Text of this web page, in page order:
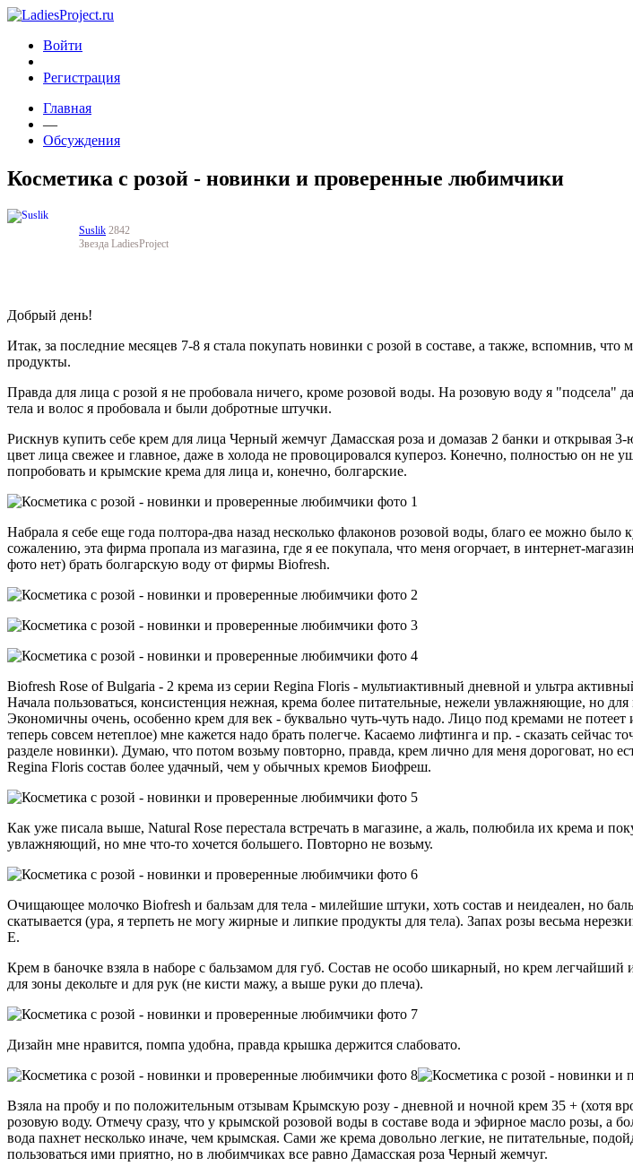
Войти
Регистрация
Главная
—
Обсуждения
Косметика с розой - новинки и проверенные любимчики
Suslik 2842
Звезда LadiesProject
Добрый день!
Итак, за последние месяцев 7-8 я стала покупать новинки с розой в составе, а также, вспомнив,
продукты.
Правда для лица с розой я не пробовала ничего, кроме розовой воды. На розовую воду я "подсела"
тела и волос я пробовала и были добротные штучки.
Рискнув купить себе крем для лица Черный жемчуг Дамасская роза и домазав 2 банки и открывая
цвет лица свежее и главное, даже в холода не провоцировался купероз. Конечно, полностью он
попробовать и крымские крема для лица и, конечно, болгарские.
Набрала я себе еще года полтора-два назад несколько флаконов розовой воды, благо ее можно
сожалению, эта фирма пропала из магазина, где я ее покупала, что меня огорчает, в интернет-
фото нет) брать болгарскую воду от фирмы Biofresh.
Biofresh Rose of Bulgaria - 2 крема из серии Regina Floris - мультиактивный дневной и ультра
Начала пользоваться, консистенция нежная, крема более питательные, нежели увлажняющие, но
Экономичны очень, особенно крем для век - буквально чуть-чуть надо. Лицо под кремами не
теперь совсем нетеплое) мне кажется надо брать полегче. Касаемо лифтинга и пр. - сказать
разделе новинки). Думаю, что потом возьму повторно, правда, крем лично для меня дороговат, но
Regina Floris состав более удачный, чем у обычных кремов Биофреш.
Как уже писала выше, Natural Rose перестала встречать в магазине, а жаль, полюбила их крема и
увлажняющий, но мне что-то хочется большего. Повторно не возьму.
Очищающее молочко Biofresh и бальзам для тела - милейшие штуки, хоть состав и неидеален, но
скатывается (ура, я терпеть не могу жирные и липкие продукты для тела). Запах розы весьма
Е.
Крем в баночке взяла в наборе с бальзамом для губ. Состав не особо шикарный, но крем
для зоны декольте и для рук (не кисти мажу, а выше руки до плеча).
Дизайн мне нравится, помпа удобна, правда крышка держится слабовато.
Взяла на пробу и по положительным отзывам Крымскую розу - дневной и ночной крем 35 + (хотя
розовую воду. Отмечу сразу, что у крымской розовой воды в составе вода и эфирное масло розы, а
вода пахнет несколько иначе, чем крымская. Сами же крема довольно легкие, не питательные,
пользоваться ими приятно, но в любимчиках все равно Дамасская роза Черный жемчуг.